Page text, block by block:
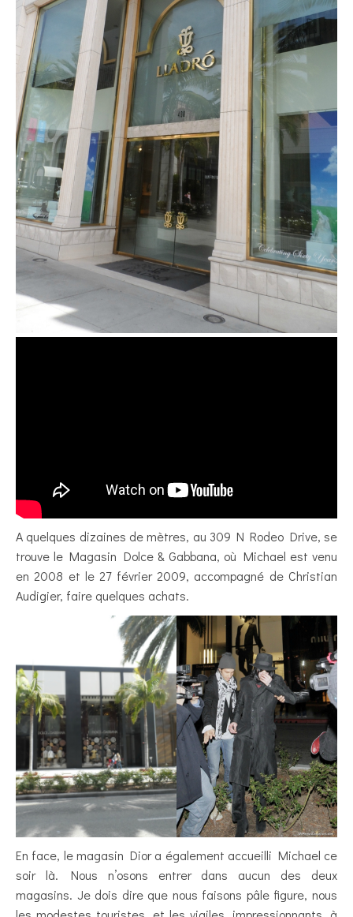
A quelques dizaines de mètres, au 309 N Rodeo Drive, se
trouve le Magasin Dolce & Gabbana, où Michael est venu
en 2008 et le 27 février 2009, accompagné de Christian
Audigier, faire quelques achats.
En face, le magasin Dior a également accueilli Michael ce
soir là. Nous n’osons entrer dans aucun des deux
magasins. Je dois dire que nous faisons pâle figure, nous